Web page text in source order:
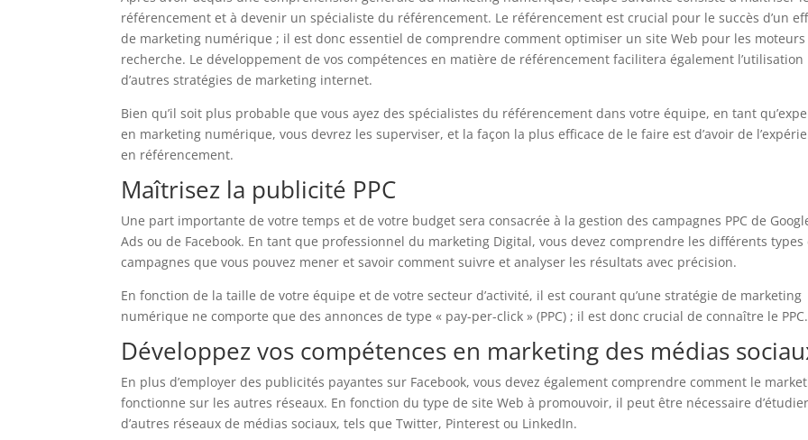
référencement et à devenir un spécialiste du référencement. Le référencement est crucial pour le succès d’un
de marketing numérique ; il est donc essentiel de comprendre comment optimiser un site Web pour les moteurs
recherche. Le développement de vos compétences en matière de référencement facilitera également l’utilisation
d’autres stratégies de marketing internet.
Bien qu’il soit plus probable que vous ayez des spécialistes du référencement dans votre équipe, en tant
en marketing numérique, vous devrez les superviser, et la façon la plus efficace de le faire est d’avoir de
en référencement.
Maîtrisez la publicité PPC
Une part importante de votre temps et de votre budget sera consacrée à la gestion des campagnes PPC de
Ads ou de Facebook. En tant que professionnel du marketing Digital, vous devez comprendre les différents types
campagnes que vous pouvez mener et savoir comment suivre et analyser les résultats avec précision.
En fonction de la taille de votre équipe et de votre secteur d’activité, il est courant qu’une stratégie de marketing
numérique ne comporte que des annonces de type « pay-per-click » (PPC) ; il est donc crucial de connaître le PPC.
Développez vos compétences en marketing des médias
En plus d’employer des publicités payantes sur Facebook, vous devez également comprendre comment le
fonctionne sur les autres réseaux. En fonction du type de site Web à promouvoir, il peut être nécessaire d’étudier
d’autres réseaux de médias sociaux, tels que Twitter, Pinterest ou LinkedIn.